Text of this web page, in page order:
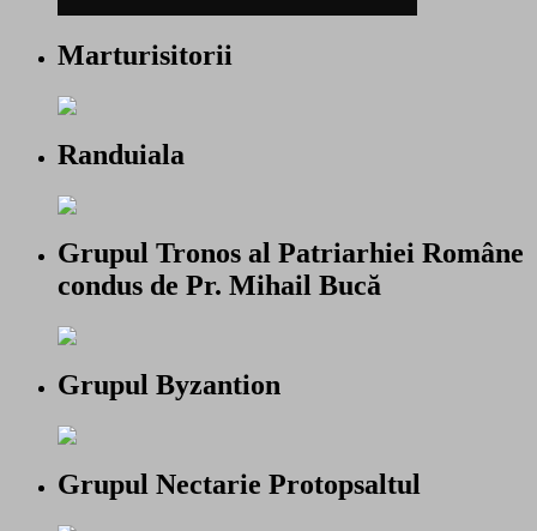
Marturisitorii
Randuiala
Grupul Tronos al Patriarhiei Române
condus de Pr. Mihail Bucă
Grupul Byzantion
Grupul Nectarie Protopsaltul